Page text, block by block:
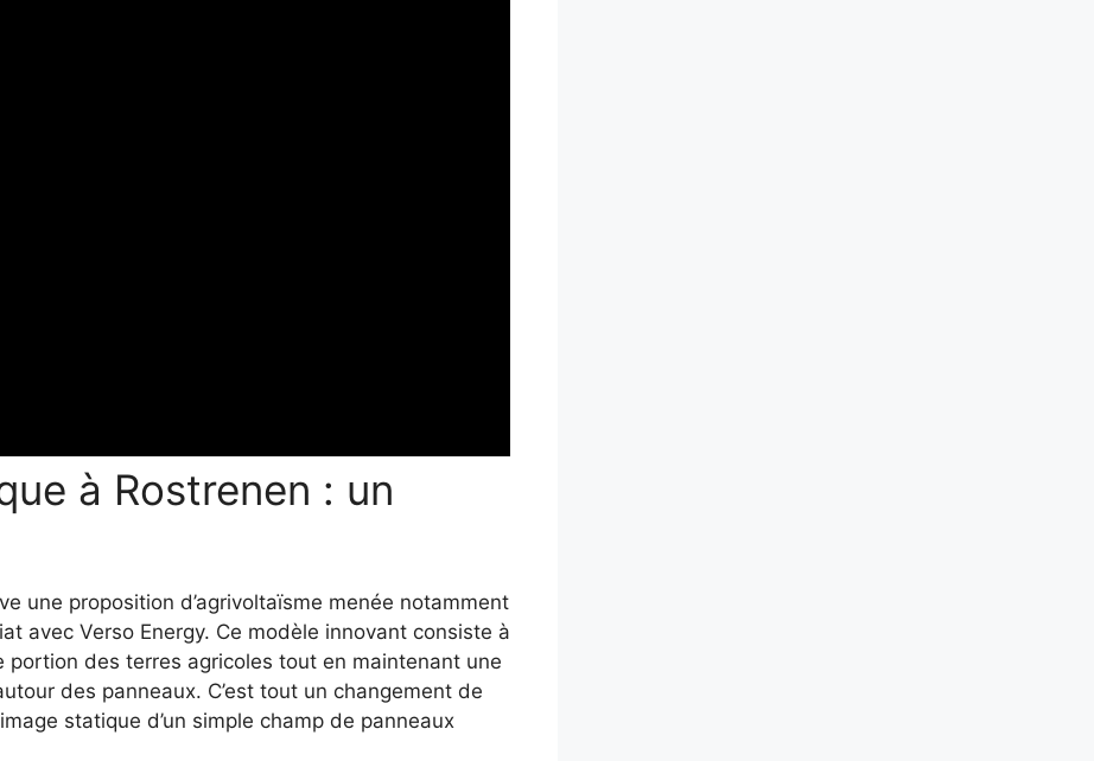
à Rostrenen : un
une proposition d’agrivoltaïsme menée notamment
avec Verso Energy. Ce modèle innovant consiste à
portion des terres agricoles tout en maintenant une
des panneaux. C’est tout un changement de
statique d’un simple champ de panneaux